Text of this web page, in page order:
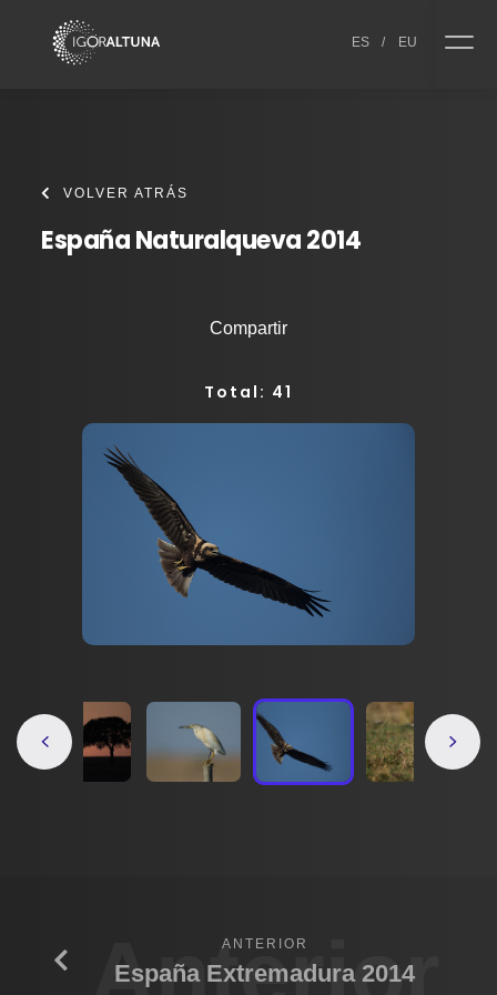
ES / EU
VOLVER ATRÁS
España Naturalqueva 2014
Compartir
Total: 41
Anterior
ANTERIOR
España Extremadura 2014